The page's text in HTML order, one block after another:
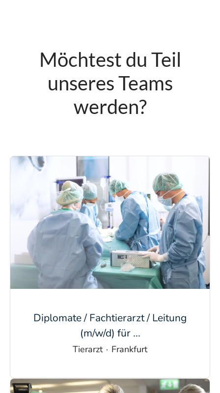
Möchtest du Teil
unseres Teams
werden?
Diplomate / Fachtierarzt / Leitung
(m/w/d) für ...
Tierarzt · Frankfurt